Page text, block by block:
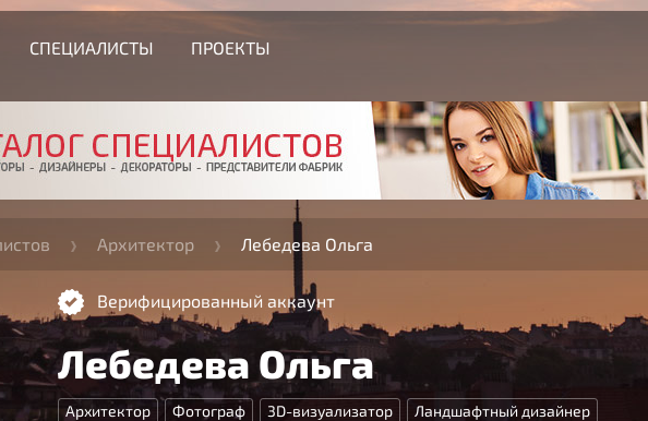
СПЕЦИАЛИСТЫ ПРОЕКТЫ
Архитектор Лебедева Ольга
Верифицированный аккаунт
Лебедева Ольга
Архитектор Фотограф 3D-визуализатор
Ландшафтный дизайнер